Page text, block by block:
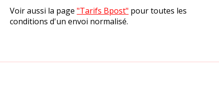
Voir aussi la page "Tarifs Bpost" pour toutes les
conditions d'un envoi normalisé.